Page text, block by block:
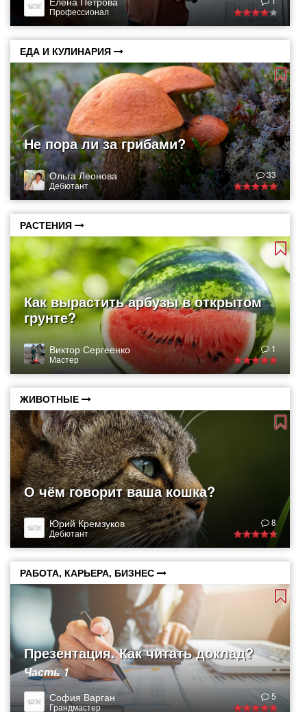
Профессионал
ЕДА И КУЛИНАРИЯ
Не пора ли за грибами?
Ольга Леонова
Дебютант
33
РАСТЕНИЯ
Как вырастить арбузы в открытом
грунте?
Виктор Сергеенко
Мастер
1
ЖИВОТНЫЕ
О чём говорит ваша кошка?
Юрий Кремзуков
Дебютант
8
РАБОТА, КАРЬЕРА, БИЗНЕС
Презентация. Как читать доклад?
Часть 1
София Варган
Грандмастер
5